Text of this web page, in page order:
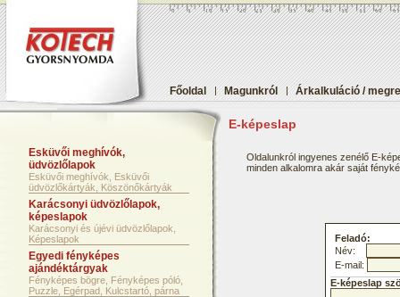
Főoldal | Magunkról | Árkalkuláció /
E-képeslap
Esküvői meghívók,
üdvözlőlapok
Esküvői meghívók, Esküvői
üdvözlőkártyák, Köszönőkártyák
Karácsonyi üdvözlőlapok,
képeslapok
Karácsonyi és újévi üdvözlőlapok,
Képeslapok
Egyedi fényképes
ajándéktárgyak
Fényképes bögre, Fényképes póló,
Puzzle, Egérpad, Kulcstartó, párna
Oldalunkról ingyenes zenélő E-
minden alkalomra akár saját
Feladó:
Név:
E-mail:
E-képeslap